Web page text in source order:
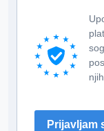
Prijavljam